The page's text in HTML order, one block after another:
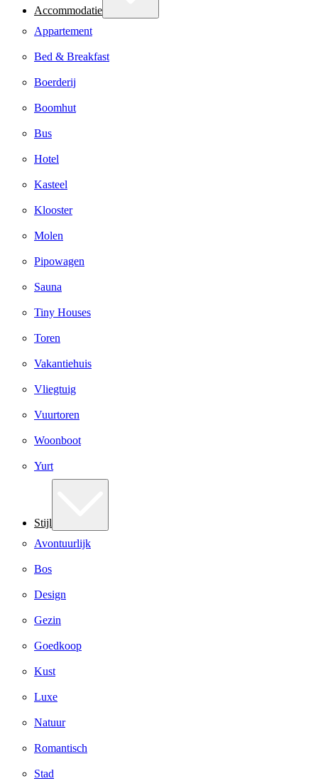
Accommodatie
Appartement
Bed & Breakfast
Boerderij
Boomhut
Bus
Hotel
Kasteel
Klooster
Molen
Pipowagen
Sauna
Tiny Houses
Toren
Vakantiehuis
Vliegtuig
Vuurtoren
Woonboot
Yurt
Stijl
Avontuurlijk
Bos
Design
Gezin
Goedkoop
Kust
Luxe
Natuur
Romantisch
Stad